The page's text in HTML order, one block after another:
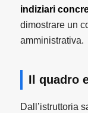
indiziari
dimostrare un
amministrativa.
Il quadro
Dall’istruttoria